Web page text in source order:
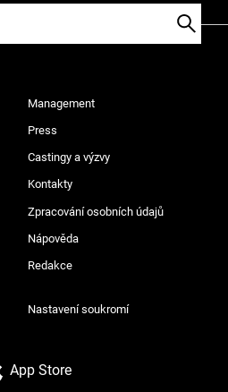
Management
Press
Castingy a výzvy
Kontakty
Zpracování osobních údajů
Nápověda
Redakce
Nastavení soukromí
App Store